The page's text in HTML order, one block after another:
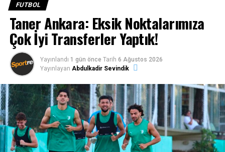
FUTBOL
Taner Ankara: Eksik Noktalarımıza
Çok İyi Transferler Yaptık!
Yayınlandı 1 gün önce Tarih 6 Ağustos 2026
Yayınlayan Abdulkadir Sevindik